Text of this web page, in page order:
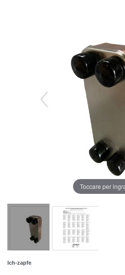
Toccare per
Ich-zapfe